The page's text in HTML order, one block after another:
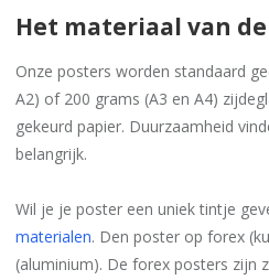
Het materiaal van
Onze posters worden standaard
A2) of 200 grams (A3 en A4)
gekeurd papier. Duurzaamheid
belangrijk.
Wil je je poster een uniek tintje
materialen. Den poster op forex
(aluminium). De forex posters zijn